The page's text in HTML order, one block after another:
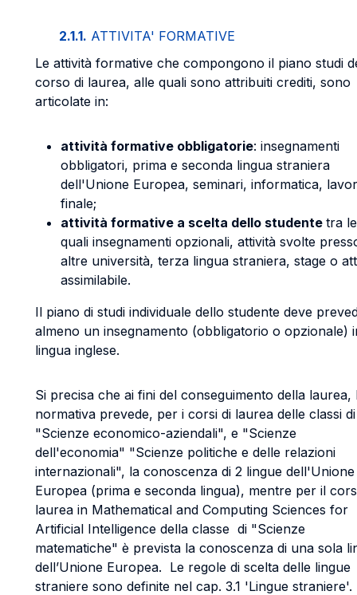
2.1.1. ATTIVITA' FORMATIVE
Le attività formative che compongono il piano studi
corso di laurea, alle quali sono attribuiti crediti, sono
articolate in:
attività formative obbligatorie: insegnamenti
obbligatori, prima e seconda lingua straniera
dell'Unione Europea, seminari, informatica,
finale;
attività formative a scelta dello studente tra le
quali insegnamenti opzionali, attività svolte
altre università, terza lingua straniera, stage o
assimilabile.
Il piano di studi individuale dello studente deve
almeno un insegnamento (obbligatorio o opzionale)
lingua inglese.
Si precisa che ai fini del conseguimento della laurea,
normativa prevede, per i corsi di laurea delle classi di
"Scienze economico-aziendali", e "Scienze
dell'economia" "Scienze politiche e delle relazioni
internazionali", la conoscenza di 2 lingue dell'Unione
Europea (prima e seconda lingua), mentre per il
laurea in Mathematical and Computing Sciences for
Artificial Intelligence della classe di "Scienze
matematiche" è prevista la conoscenza di una sola
dell’Unione Europea. Le regole di scelta delle lingue
straniere sono definite nel cap. 3.1 'Lingue straniere'.